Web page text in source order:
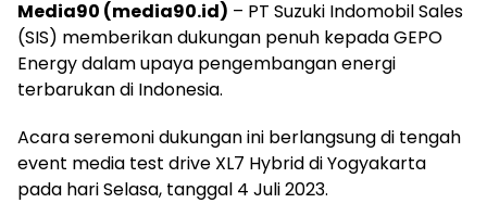
Media90 (media90.id) – PT Suzuki Indomobil Sales
(SIS) memberikan dukungan penuh kepada GEPO
Energy dalam upaya pengembangan energi
terbarukan di Indonesia.
Acara seremoni dukungan ini berlangsung di tengah
event media test drive XL7 Hybrid di Yogyakarta
pada hari Selasa, tanggal 4 Juli 2023.